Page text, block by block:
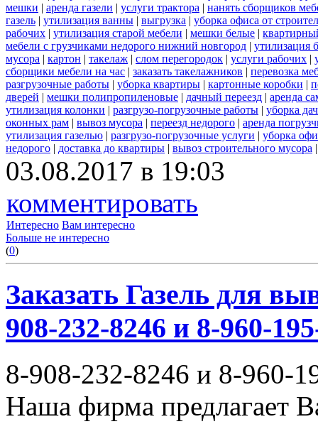
мешки | аренда газели | услуги трактора | нанять сборщиков
газель | утилизация ванны | выгрузка | уборка офиса от
рабочих | утилизация старой мебели | мешки белые |
мебели с грузчиками недорого нижний новгород | утилизация
мусора | картон | такелаж | слом перегородок | услуги рабочих |
сборщики мебели на час | заказать такелажников | перевозка
разгрузочные работы | уборка квартиры | картонные коробки |
дверей | мешки полипропиленовые | дачный переезд | аренда
утилизация колонки | разгрузо-погрузочные работы | уборка
оконных рам | вывоз мусора | переезд недорого | аренда
утилизация газелью | разгрузо-погрузочные услуги | уборка
недорого | доставка до квартиры | вывоз строительного мусора
03.08.2017 в 19:03
комментировать
Интересно Вам интересно
Больше не интересно
(0)
Заказать Газель для
908-232-8246 и 8-960-
8-908-232-8246 и 8-960-
Наша фирма предлагает